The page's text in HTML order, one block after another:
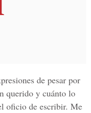
de pesar por
querido y cuánto lo
oficio de escribir. Me